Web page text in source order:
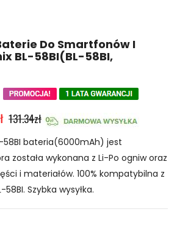
Do Smartfonów I
BL-58BI(BL-58BI,
131.34zł
58BI bateria(6000mAh) jest
została wykonana z Li-Po ogniw oraz
i materiałów. 100% kompatybilna z
Szybka wysyłka.